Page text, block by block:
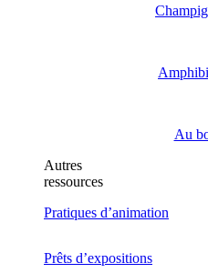
Au
Autres
ressources
Pratiques d’animation
Prêts d’expositions